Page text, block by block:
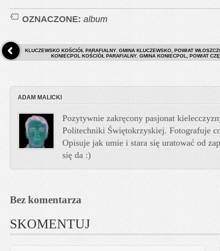
OZNACZONE: album
KLUCZEWSKO KOŚCIÓŁ PARAFIALNY. GMINA KLUCZEWSKO, POWIAT
KONIECPOL KOŚCIÓŁ PARAFIALNY. GMINA KONIECPOL, POWIAT
ADAM MALICKI
Pozytywnie zakręcony pasjonat
Politechniki Świętokrzyskiej. Fotografuje
Opisuje jak umie i stara się uratować od
się da :)
Bez komentarza
SKOMENTUJ